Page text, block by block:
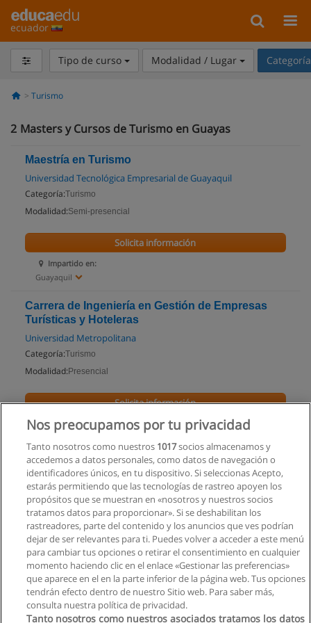
ecuador
Tipo de curso Modalidad / Lugar
Turismo
2 Masters y Cursos de Turismo en Guayas
Maestría en Turismo
Universidad Tecnológica Empresarial de Guayaquil
Categoría:Turismo
Modalidad:Semi-presencial
Impartido en:
Guayaquil
Solicita información
Carrera de Ingeniería en Gestión de Empresas
Turísticas y Hoteleras
Universidad Metropolitana
Categoría:Turismo
Modalidad: Presencial
Impartido en:
Solicita información
Nos preocupamos por tu privacidad
Tanto nosotros como nuestros 1017socios almacenamos y
accedemos a datos personales, como datos de navegación o
identificadores únicos, en tu dispositivo. Si seleccionas Acepto,
estarás permitiendo que las tecnologías de rastreo apoyen los
propósitos que se muestran en «nosotros y nuestros socios
tratamos datos para proporcionar». Si se deshabilitan los
rastreadores, parte del contenido y los anuncios que ves podrían
dejar de ser relevantes para ti. Puedes volver a acceder a este menú
para cambiar tus opciones o retirar el consentimiento en cualquier
momento haciendo clic en el enlace «Gestionar las preferencias»
que aparece en el en la parte inferior de la página web. Tus opciones
tendrán efecto dentro de nuestro Sitio web. Para saber más,
consulta nuestra política de privacidad.
Tanto nosotros como nuestros asociados tratamos los datos